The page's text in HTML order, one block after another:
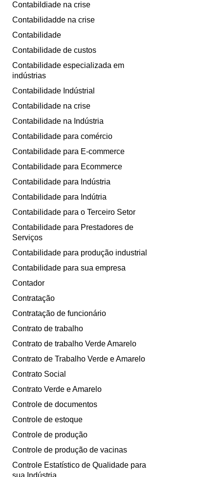
Contabildiade na crise
Contabilidadde na crise
Contabilidade
Contabilidade de custos
Contabilidade especializada em
indústrias
Contabilidade Indústrial
Contabilidade na crise
Contabilidade na Indústria
Contabilidade para comércio
Contabilidade para E-commerce
Contabilidade para Ecommerce
Contabilidade para Indústria
Contabilidade para Indútria
Contabilidade para o Terceiro Setor
Contabilidade para Prestadores de
Serviços
Contabilidade para produção industrial
Contabilidade para sua empresa
Contador
Contratação
Contratação de funcionário
Contrato de trabalho
Contrato de trabalho Verde Amarelo
Contrato de Trabalho Verde e Amarelo
Contrato Social
Contrato Verde e Amarelo
Controle de documentos
Controle de estoque
Controle de produção
Controle de produção de vacinas
Controle Estatístico de Qualidade para